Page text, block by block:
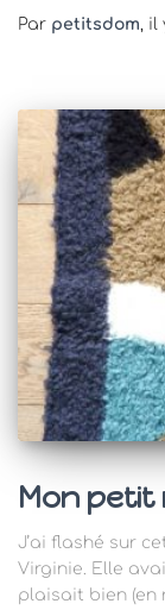
Par petitsdom, il
Mon
J’ai flashé sur
Virginie. Elle
plaisait bien (en